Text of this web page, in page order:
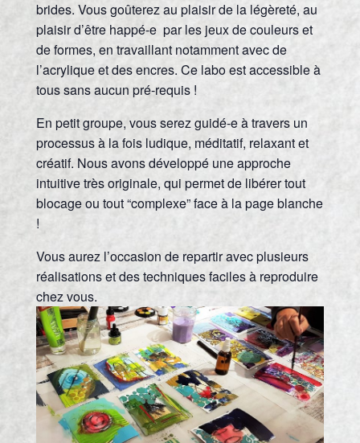
brides. Vous goûterez au plaisir de la légèreté, au
plaisir d’être happé-e par les jeux de couleurs et
de formes, en travaillant notamment avec de
l’acrylique et des encres. Ce labo est accessible à
tous sans aucun pré-requis !
En petit groupe, vous serez guidé-e à travers un
processus à la fois ludique, méditatif, relaxant et
créatif. Nous avons développé une approche
intuitive très originale, qui permet de libérer tout
blocage ou tout “complexe” face à la page blanche
!
Vous aurez l’occasion de repartir avec plusieurs
réalisations et des techniques faciles à reproduire
chez vous.